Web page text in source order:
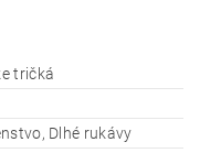
tričká
Dlhé rukávy